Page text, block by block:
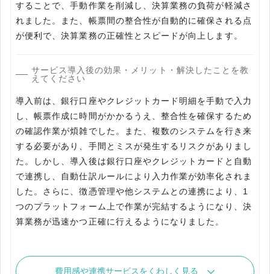
することで、手動作業を削減し、決算業務の負荷が軽減さ
れました。また、帳票間の整合性が自動的に確保される点
が便利で、決算業務の正確性とスピードが向上します。
サービス導入後の効果・メリット・解決したことを教
えてください
導入前は、銀行口座やクレジットカード明細を手動で入力
し、帳票作成に時間がかかるうえ、整合性を確保するため
の確認作業が煩雑でした。また、複数のシステムを行き来
する必要があり、手間とミスが発生するリスクがありまし
た。しかし、導入後は銀行口座やクレジットカードと自動
で連携し、自動仕訳ルールにより入力作業が効率化されま
した。さらに、徴憑管理や他システムとの連携により、1
つのプラットフォーム上で作業が完結するようになり、決
算業務が迅速かつ正確に行えるようになりました。
費用感や連携サービスをくわしく見る